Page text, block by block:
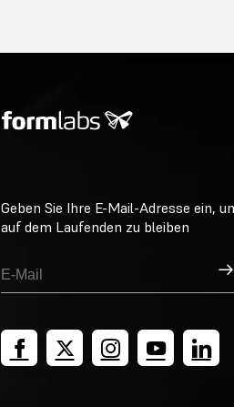
Geben Sie Ihre E-Mail-Adresse ein,
auf dem Laufenden zu bleiben